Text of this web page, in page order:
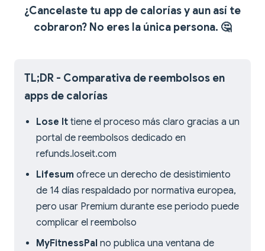
¿Cancelaste tu app de calorías y aun así te
cobraron? No eres la única persona. 🤔
TL;DR - Comparativa de reembolsos en
apps de calorías
Lose It tiene el proceso más claro gracias a un
portal de reembolsos dedicado en
refunds.loseit.com
Lifesum ofrece un derecho de desistimiento
de 14 días respaldado por normativa europea,
pero usar Premium durante ese periodo puede
complicar el reembolso
MyFitnessPal no publica una ventana de